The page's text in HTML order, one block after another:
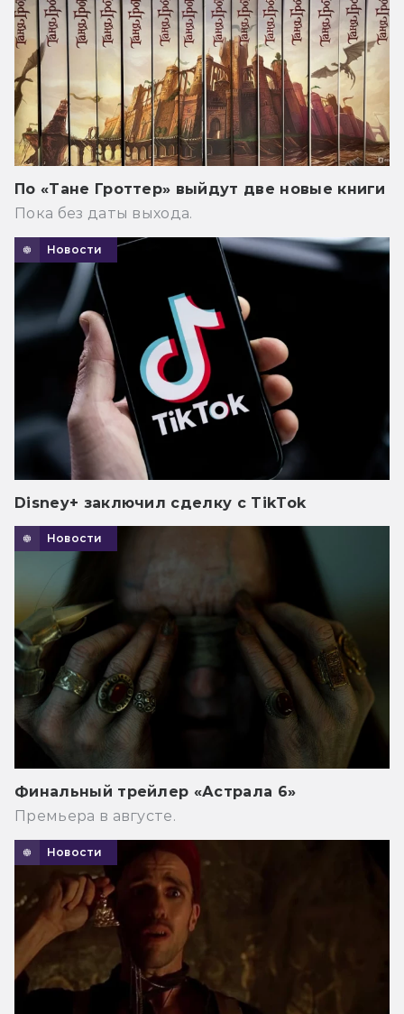
По «Тане Гроттер» выйдут две новые книги
Пока без даты выхода.
Новости
Disney+ заключил сделку с TikTok
Новости
Финальный трейлер «Астрала 6»
Премьера в августе.
Новости